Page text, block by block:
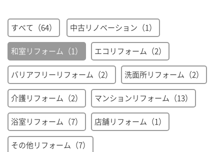
すべて（64） 中古リノベーション（1）
和室リフォーム（1） エコリフォーム（2）
バリアフリーリフォーム（2） 洗面所リフォーム（2）
介護リフォーム（2） マンションリフォーム（13）
浴室リフォーム（7） 店舗リフォーム（1）
その他リフォーム（7）